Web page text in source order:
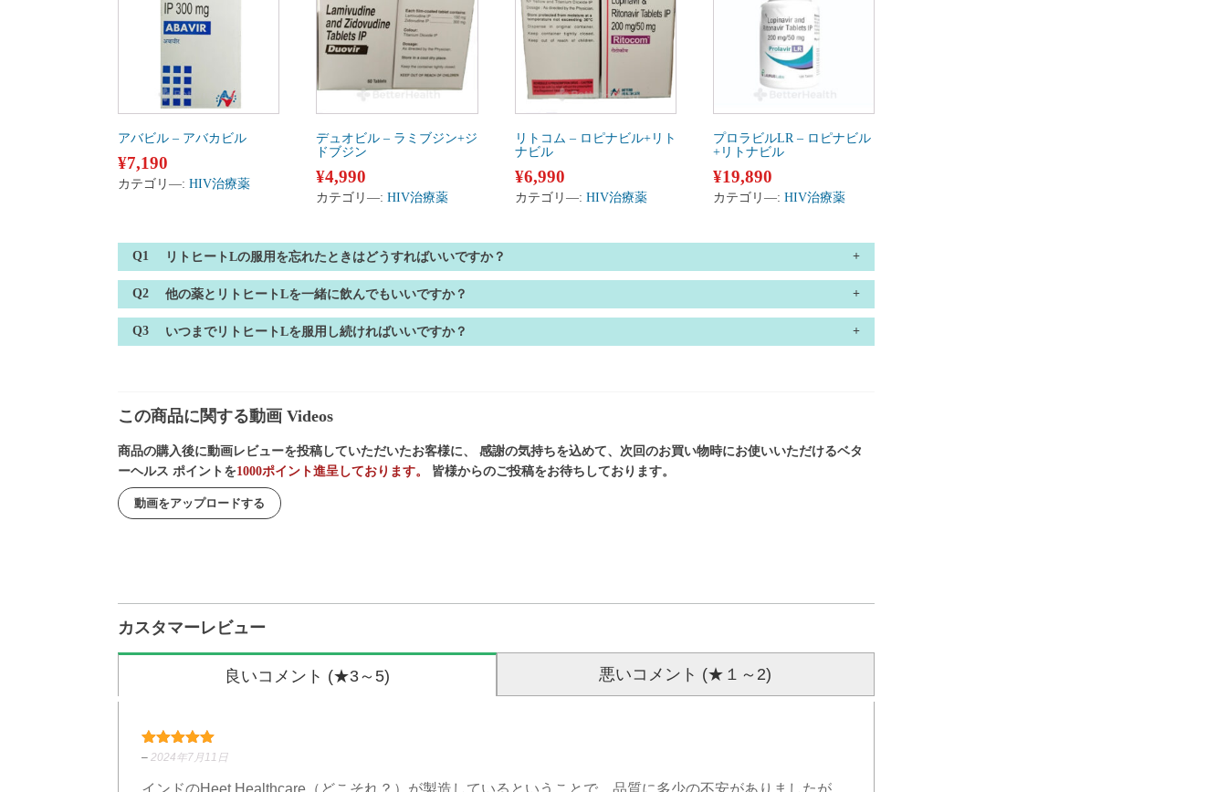
アバビル – アバカビル
¥7,190
カテゴリ―: HIV治療薬
デュオビル – ラミブジン+ジ
ドブジン
¥4,990
カテゴリ―:HIV治療薬
リトコム – ロピナビル+リト
ナビル
¥6,990
カテゴリ―: HIV治療薬
プロラビルLR – ロピナビル
+リトナビル
¥19,890
カテゴリ―: HIV治療薬
リトヒートLの服用を忘れたときはどうすればいいですか？
他の薬とリトヒートLを一緒に飲んでもいいですか？
いつまでリトヒートLを服用し続ければいいですか？
この商品に関する動画 Videos
商品の購入後に動画レビューを投稿していただいたお客様に、 感謝の気持ちを込めて、次回のお買い物時にお使いいただけるベタ
ーヘルス ポイントを1000ポイント進呈しております。 皆様からのご投稿をお待ちしております。
動画をアップロードする
カスタマーレビュー
良いコメント (★3～5) 悪いコメント (★１～2)
5段階中5の評価
– 2024年7月11日